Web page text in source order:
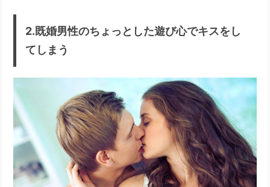
2.既婚男性のちょっとした遊び心でキスをし
てしまう